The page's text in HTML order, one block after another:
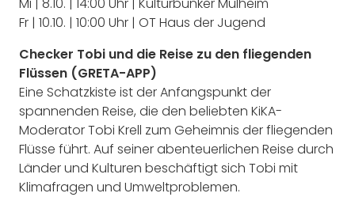
Fr | 10.10. | 10:00 Uhr | OT Haus der Jugend
Checker Tobi und die Reise zu den fliegenden
Flüssen (GRETA-APP)
Eine Schatzkiste ist der Anfangspunkt der
spannenden Reise, die den beliebten KiKA-
Moderator Tobi Krell zum Geheimnis der fliegenden
Flüsse führt. Auf seiner abenteuerlichen Reise durch
Länder und Kulturen beschäftigt sich Tobi mit
Klimafragen und Umweltproblemen.